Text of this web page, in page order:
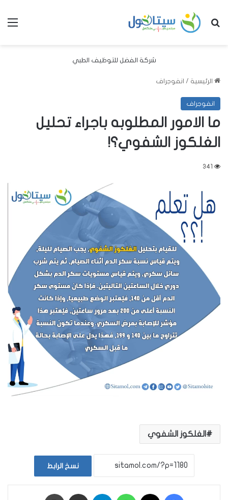
بحث عن
شركة الفضل للتوظيف الطبي
الرئيسية / انفوجراف
انفوجراف
ما الامور المطلوبه باجراء تحليل
الغلكوز الشفوي؟!
341
الغلكوز الشفوي
نسخ الرابط